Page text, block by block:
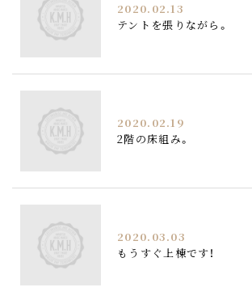
2020.02.13
テントを張りながら。
2020.02.19
2階の床組み。
2020.03.03
もうすぐ上棟です！